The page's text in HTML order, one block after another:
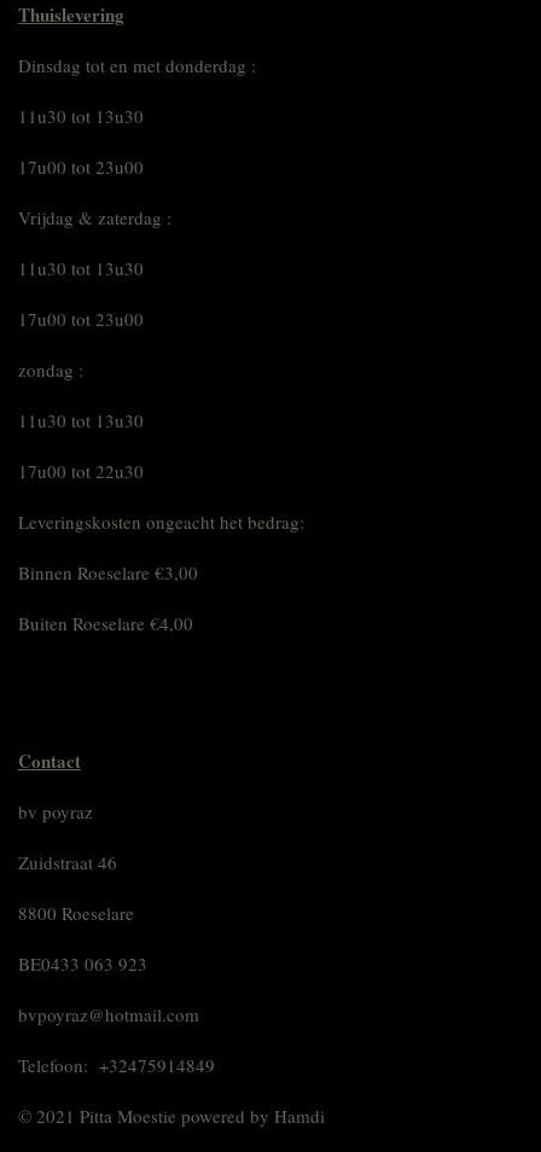
Thuislevering
Dinsdag tot en met donderdag :
11u30 tot 13u30
17u00 tot 23u00
Vrijdag & zaterdag :
11u30 tot 13u30
17u00 tot 23u00
zondag :
11u30 tot 13u30
17u00 tot 22u30
Leveringskosten ongeacht het bedrag:
Binnen Roeselare €3,00
Buiten Roeselare €4,00
Contact
bv poyraz
Zuidstraat 46
8800 Roeselare
BE0433 063 923
bvpoyraz@hotmail.com
Telefoon: +32475914849
© 2021 Pitta Moestie powered by Hamdi